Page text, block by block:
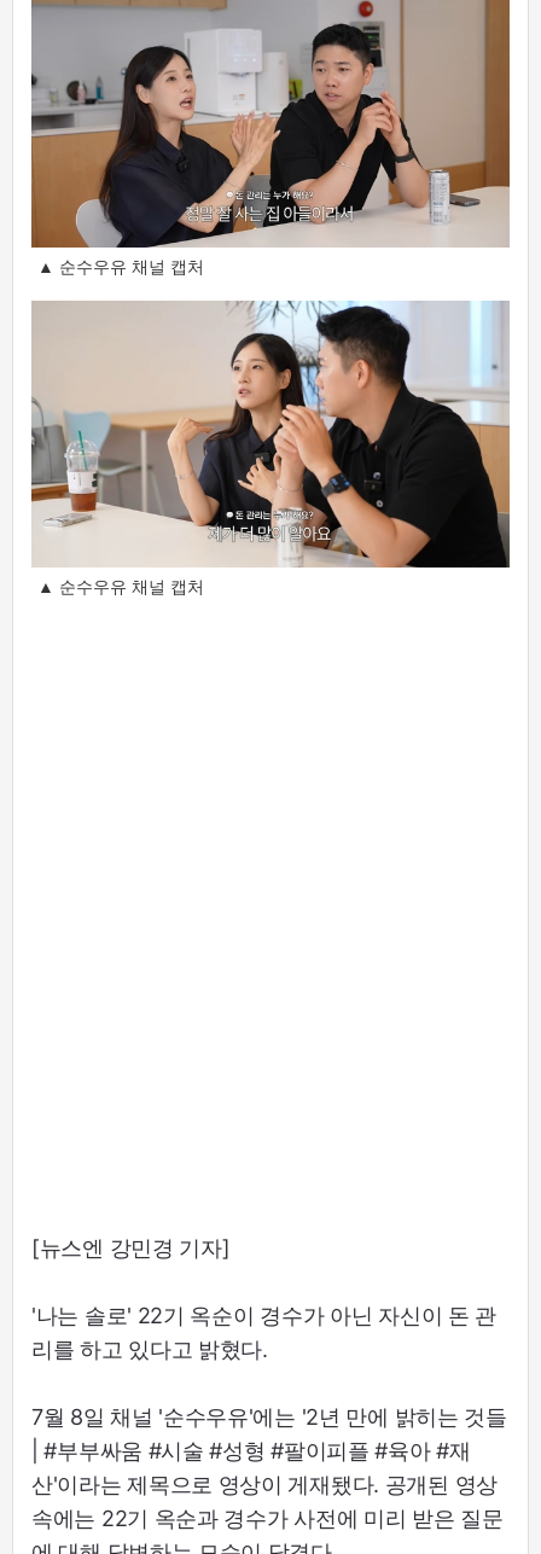
▲ 순수우유 채널 캡처
▲ 순수우유 채널 캡처
[뉴스엔 강민경 기자]
'나는 솔로' 22기 옥순이 경수가 아닌 자신이 돈 관
리를 하고 있다고 밝혔다.
7월 8일 채널 '순수우유'에는 '2년 만에 밝히는 것들
| #부부싸움 #시술 #성형 #팔이피플 #육아 #재
산'이라는 제목으로 영상이 게재됐다. 공개된 영상
속에는 22기 옥순과 경수가 사전에 미리 받은 질문